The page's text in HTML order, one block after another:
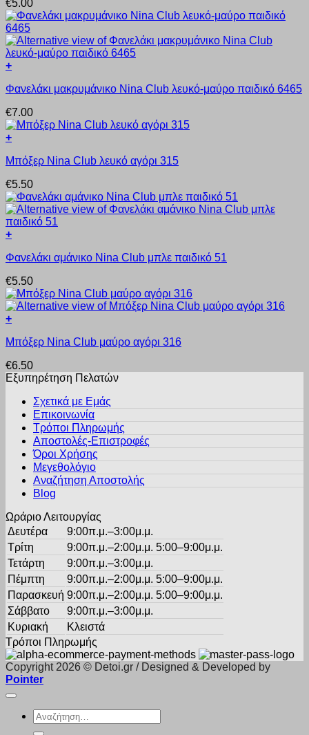
να
επιλεγούν
στη
σελίδα
του
προϊόντος
έχει
πολλαπλές
παραλλαγές.
Οι
επιλογές
μπορούν
επιλεγούν
σελίδα
του
προϊόντος
€5.00
+
το
έχει
πολλαπλές
παραλλαγές.
επιλογές
να
επιλεγούν
στη
σελίδα
του
προϊόντος
Φανελάκι μακρυμάνικο Nina Club λευκό-μαύρο παιδικό 6465
€7.00
+
το
έχει
πολλαπλές
παραλλαγές.
Οι
επιλογές
να
στη
σελίδα
του
προϊόντος
Μπόξερ Nina Club λευκό αγόρι 315
€5.50
+
το
έχει
πολλαπλές
παραλλαγές.
Οι
μπορούν
επιλεγούν
στη
σελίδα
προϊόντος
Φανελάκι αμάνικο Nina Club μπλε παιδικό 51
€5.50
+
το
έχει
πολλαπλές
επιλογές
μπορούν
επιλεγούν
σελίδα
Μπόξερ Nina Club μαύρο αγόρι 316
€6.50
Εξυπηρέτηση Πελατών
Σχετικά με Εμάς
Επικοινωνία
Τρόποι Πληρωμής
Αποστολές-Επιστροφές
Όροι Χρήσης
Μεγεθολόγιο
Αναζήτηση Αποστολής
Blog
Ωράριο Λειτουργίας
Δευτέρα
9:00π.μ.–3:00μ.μ.
Τρίτη
9:00π.μ.–2:00μ.μ. 5:00–9:00μ.μ.
Τετάρτη
9:00π.μ.–3:00μ.μ.
Πέμπτη
9:00π.μ.–2:00μ.μ. 5:00–9:00μ.μ.
Παρασκευή 9:00π.μ.–2:00μ.μ. 5:00–9:00μ.μ.
Σάββατο
9:00π.μ.–3:00μ.μ.
Κυριακή
Κλειστά
Τρόποι Πληρωμής
Copyright 2026 © Detoi.gr / Designed & Developed by
Pointer
Αναζήτηση
για: